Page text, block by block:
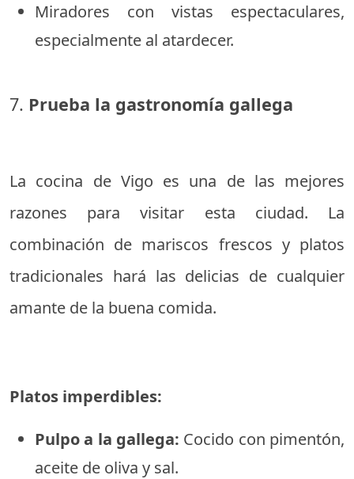
Miradores con vistas espectaculares,
especialmente al atardecer.
7. Prueba la gastronomía gallega
La cocina de Vigo es una de las mejores
razones para visitar esta ciudad. La
combinación de mariscos frescos y platos
tradicionales hará las delicias de cualquier
amante de la buena comida.
Platos imperdibles:
Pulpo a la gallega: Cocido con pimentón,
aceite de oliva y sal.